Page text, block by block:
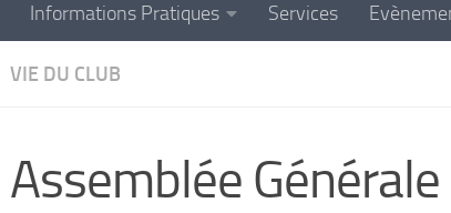
Informations Pratiques Services
VIE DU CLUB
Assemblée